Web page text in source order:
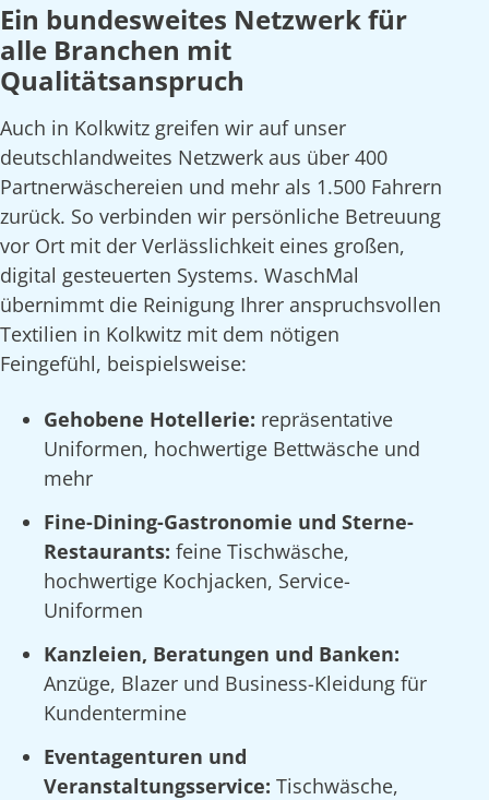
Ein bundesweites Netzwerk für
alle Branchen mit
Qualitätsanspruch
Auch in Kolkwitz greifen wir auf unser
deutschlandweites Netzwerk aus über 400
Partnerwäschereien und mehr als 1.500 Fahrern
zurück. So verbinden wir persönliche Betreuung
vor Ort mit der Verlässlichkeit eines großen,
digital gesteuerten Systems. WaschMal
übernimmt die Reinigung Ihrer anspruchsvollen
Textilien in Kolkwitz mit dem nötigen
Feingefühl, beispielsweise:
Gehobene Hotellerie: repräsentative
Uniformen, hochwertige Bettwäsche und
mehr
Fine-Dining-Gastronomie und Sterne-
Restaurants: feine Tischwäsche,
hochwertige Kochjacken, Service-
Uniformen
Kanzleien, Beratungen und Banken:
Anzüge, Blazer und Business-Kleidung für
Kundentermine
Eventagenturen und
Veranstaltungsservice: Tischwäsche,